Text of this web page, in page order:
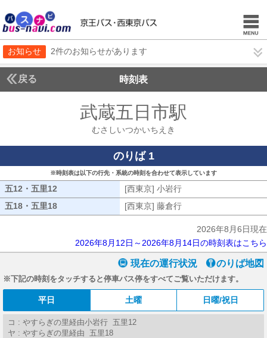
お知らせ 2件のお知らせがあります
戻る 時刻表
武蔵五日市駅
むさしいつかいちえき
のりば 1
※時刻表は以下の行先・系統の時刻を合わせて表示しています
五12・五里12 [西東京] 小岩行
五18・五里18
[西東京] 藤倉行
2026年8月6日現在
2026年8月12日～2026年8月14日の時刻表はこちら
現在の運行状況 のりば地図
※下記の時刻をタッチすると停車バス停をすべてご覧いただけます。
平日 土曜 日曜/祝日
コ : やすらぎの里経由小岩行 五里12
ヤ : やすらぎの里経由 五里18